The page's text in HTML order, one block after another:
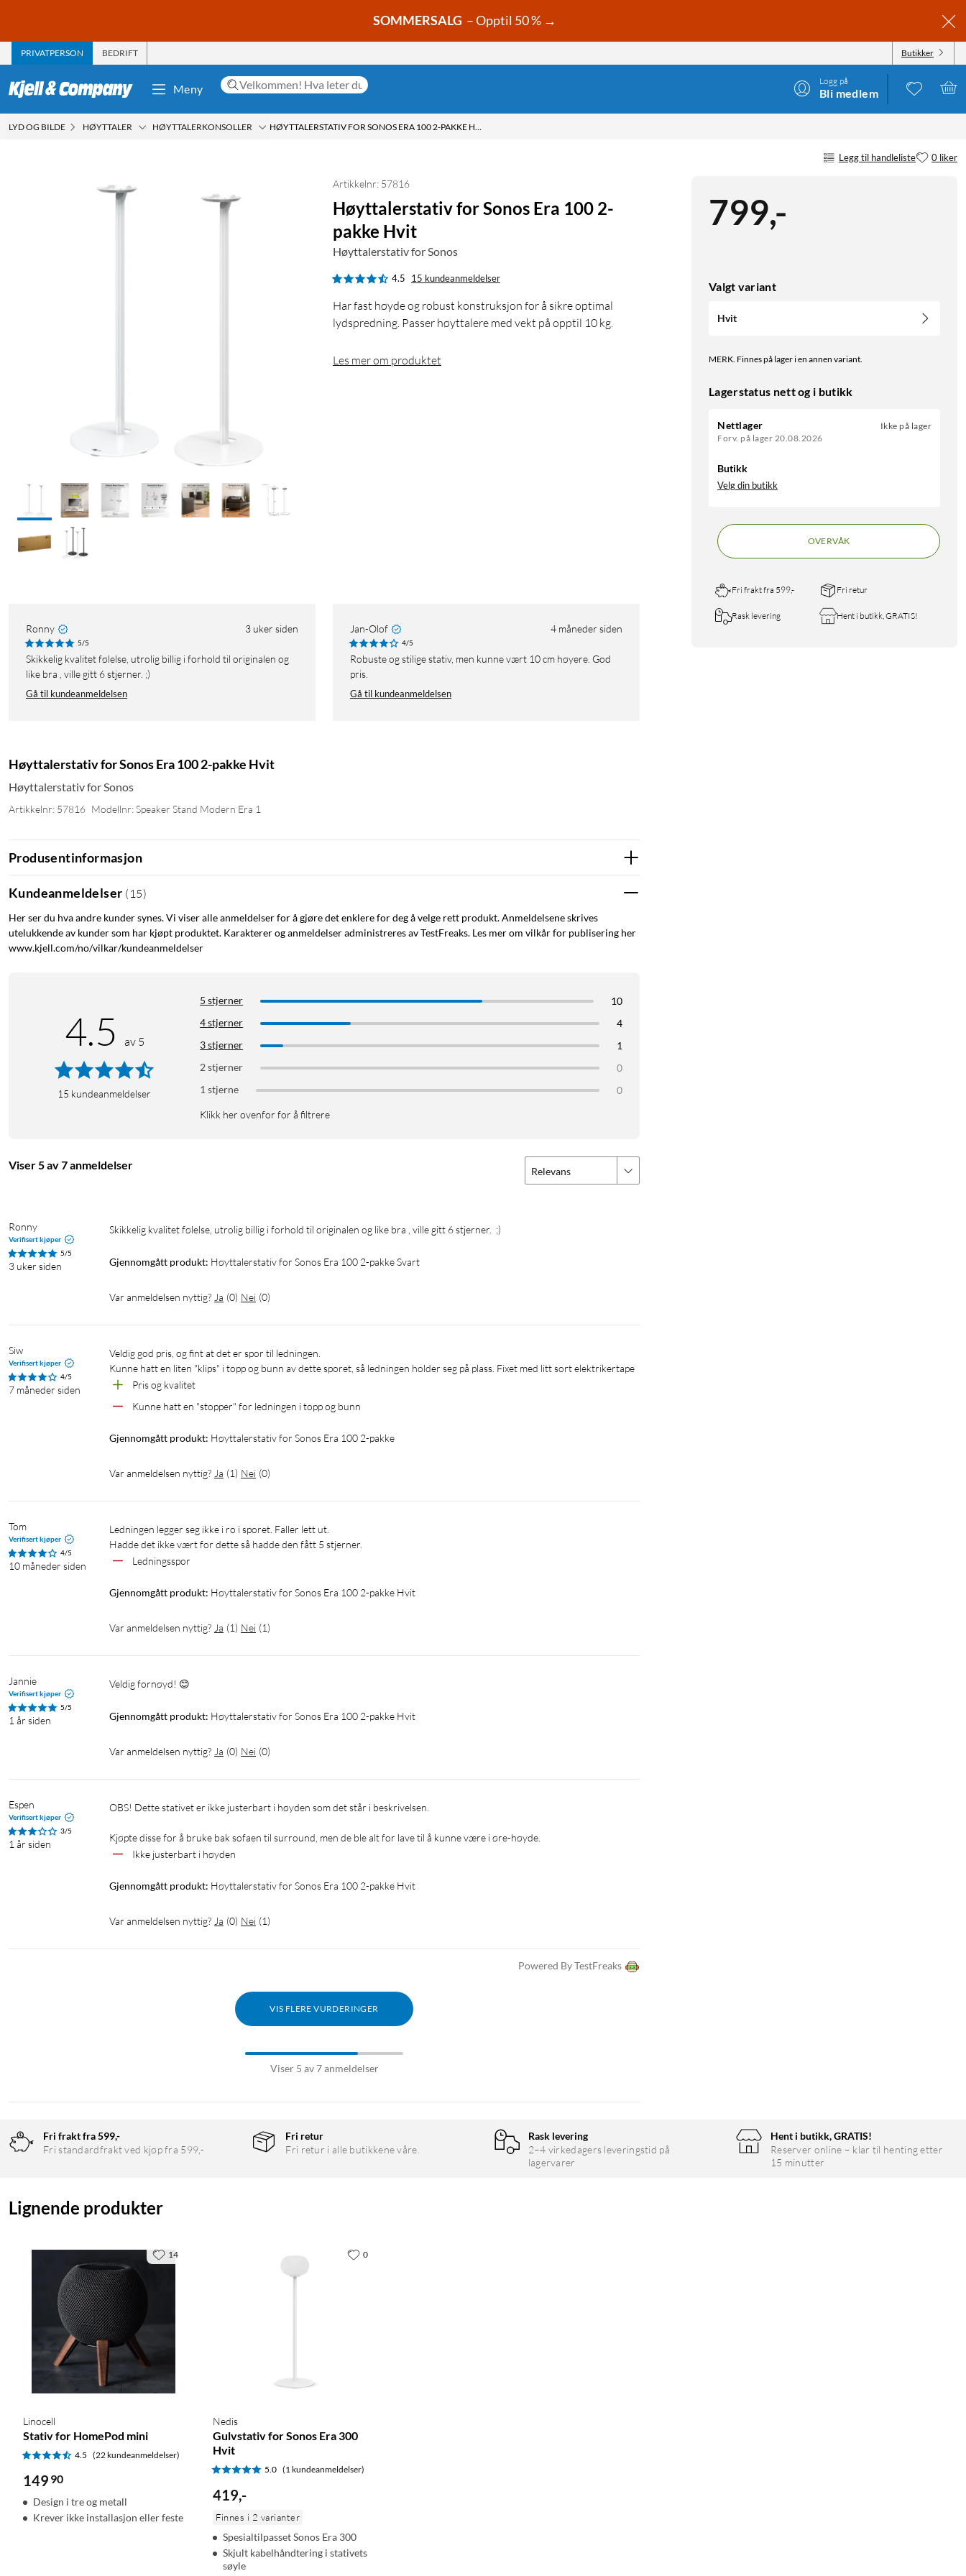
SOMMERSALG – Opptil 50 % →
PRIVATPERSON BEDRIFT Butikker
Meny
Logg på
Bli medlem
LYD OG BILDE HØYTTALER HØYTTALERKONSOLLER HØYTTALERSTATIV FOR SONOS ERA 100 2-PAKKE HVIT
Legg til handleliste 0 liker
799,-
Valgt variant
Hvit
MERK. Finnes på lager i en annen variant.
Lagerstatus nett og i butikk
Nettlager
Forv. på lager 20.08.2026
Ikke på lager
Butikk
Velg din butikk
OVERVÅK
Fri frakt fra 599,- Fri retur
Rask levering Hent i butikk, GRATIS!
Artikkelnr: 57816
Høyttalerstativ for Sonos Era 100 2-
pakke Hvit
Høyttalerstativ for Sonos
4.5 15 kundeanmeldelser
Har fast høyde og robust konstruksjon for å sikre optimal
lydspredning. Passer høyttalere med vekt på opptil 10 kg.
Les mer om produktet
Ronny 3 uker siden
5/5
Skikkelig kvalitet følelse, utrolig billig i forhold til originalen og
like bra , ville gitt 6 stjerner. ;)
Gå til kundeanmeldelsen
Jan-Olof 4 måneder siden
4/5
Robuste og stilige stativ, men kunne vært 10 cm høyere. God
pris.
Gå til kundeanmeldelsen
Høyttalerstativ for Sonos Era 100 2-pakke Hvit
Høyttalerstativ for Sonos
Artikkelnr: 57816 Modellnr: Speaker Stand Modern Era 1
Produsentinformasjon
Kundeanmeldelser ( 15)
Her ser du hva andre kunder synes. Vi viser alle anmeldelser for å gjøre det enklere for deg å velge rett produkt. Anmeldelsene skrives
utelukkende av kunder som har kjøpt produktet. Karakterer og anmeldelser administreres av TestFreaks. Les mer om vilkår for publisering her
www.kjell.com/no/vilkar/kundeanmeldelser
4.5 av 5
15 kundeanmeldelser
5 stjerner
10
4 stjerner
4
3 stjerner
1
2 stjerner
0
1 stjerne
0
Klikk her ovenfor for å filtrere
Viser 5 av 7 anmeldelser Relevans
Ronny
Verifisert kjøper
5/5
3 uker siden
Skikkelig kvalitet følelse, utrolig billig i forhold til originalen og like bra , ville gitt 6 stjerner.  ;)
Gjennomgått produkt: Høyttalerstativ for Sonos Era 100 2-pakke Svart
Var anmeldelsen nyttig? Ja (0) Nei (0)
Siw
Verifisert kjøper
4/5
7 måneder siden
Veldig god pris, og fint at det er spor til ledningen.
Kunne hatt en liten "klips" i topp og bunn av dette sporet, så ledningen holder seg på plass. Fixet med litt sort elektrikertape
Pris og kvalitet
Kunne hatt en "stopper" for ledningen i topp og bunn
Gjennomgått produkt: Høyttalerstativ for Sonos Era 100 2-pakke
Var anmeldelsen nyttig? Ja (1) Nei (0)
Tom
Verifisert kjøper
4/5
10 måneder siden
Ledningen legger seg ikke i ro i sporet. Faller lett ut.
Ledningsspor
Gjennomgått produkt: Høyttalerstativ for Sonos Era 100 2-pakke Hvit
Var anmeldelsen nyttig? Ja (1) Nei (1)
Jannie
Verifisert kjøper
5/5
1 år siden
Veldig fornøyd! 😊
Gjennomgått produkt: Høyttalerstativ for Sonos Era 100 2-pakke Hvit
Var anmeldelsen nyttig? Ja (0) Nei (0)
Espen
Verifisert kjøper
3/5
1 år siden
OBS! Dette stativet er ikke justerbart i høyden som det står i beskrivelsen.
Kjøpte disse for å bruke bak sofaen til surround, men de ble alt for lave til å kunne være i øre-høyde.
Ikke justerbart i høyden
Gjennomgått produkt: Høyttalerstativ for Sonos Era 100 2-pakke Hvit
Var anmeldelsen nyttig? Ja (0) Nei (1)
Powered By TestFreaks
VIS FLERE VURDERINGER
Viser 5 av 7 anmeldelser
Fri frakt fra 599,-
Fri standardfrakt ved kjøp fra 599,-
Fri retur
Fri retur i alle butikkene våre.
Rask levering
2–4 virkedagers leveringstid på
lagervarer
Hent i butikk, GRATIS!
Reserver online – klar til henting etter
15 minutter
Lignende produkter
Linocell
Stativ for HomePod mini
4.5 (22 kundeanmeldelser)
149 90
Design i tre og metall
Krever ikke installasjon eller feste
14
Nedis
Gulvstativ for Sonos Era 300
Hvit
5.0 (1 kundeanmeldelser)
419,-
Finnes i 2 varianter
Spesialtilpasset Sonos Era 300
Skjult kabelhåndtering i stativets
søyle
0